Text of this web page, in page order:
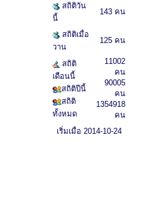
สถิติวัน
นี้
143 คน
สถิติเมื่อ
วาน
125 คน
สถิติ
เดือนนี้
สถิติปีนี้
สถิติ
ทั้งหมด
11002
คน
90005
คน
1354918
คน
เริ่มเมื่อ 2014-10-24